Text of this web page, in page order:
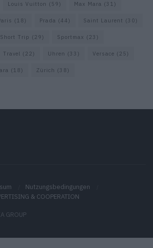
Louis Vuitton (59) Max Mara (31)
(18) Prada (44) Saint Laurent (30)
Short Trip (29) Sportmax (23)
Travel (22) Uhren (33) Versace (25)
(18) Zürich (38)
Nutzungsbedingungen
& COOPERATION
GROUP